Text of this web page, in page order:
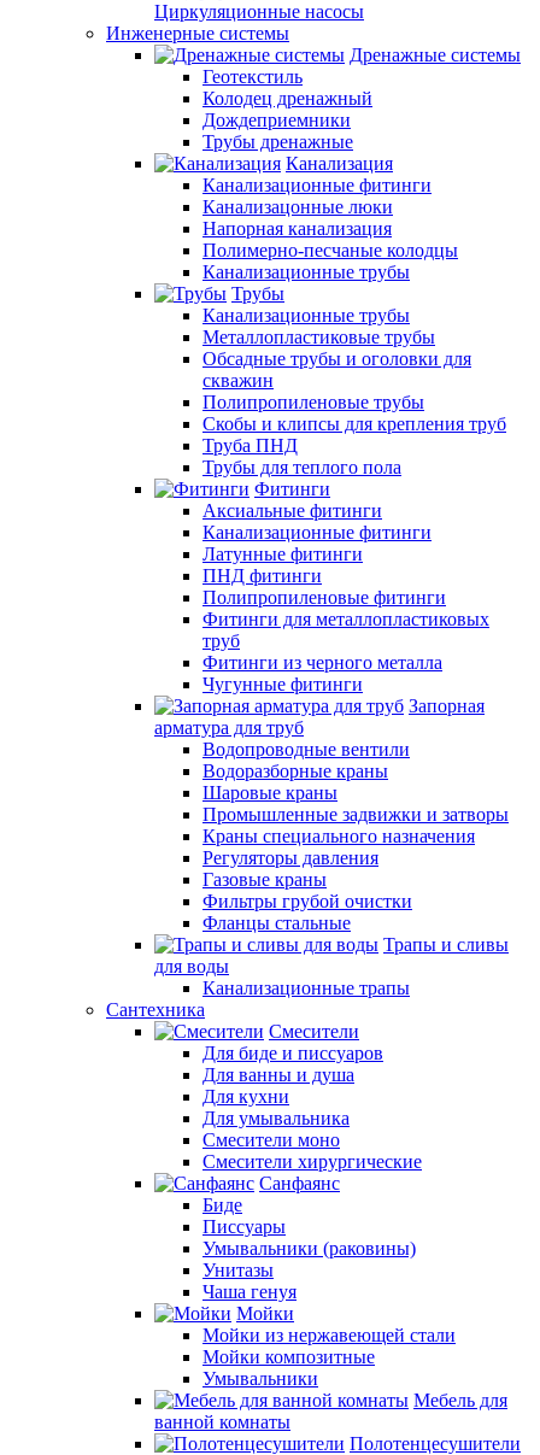
Циркуляционные насосы
Инженерные системы
Дренажные системы
Геотекстиль
Колодец дренажный
Дождеприемники
Трубы дренажные
Канализация
Канализационные фитинги
Канализацонные люки
Напорная канализация
Полимерно-песчаные колодцы
Канализационные трубы
Трубы
Канализационные трубы
Металлопластиковые трубы
Обсадные трубы и оголовки для
скважин
Полипропиленовые трубы
Скобы и клипсы для крепления труб
Труба ПНД
Трубы для теплого пола
Фитинги
Аксиальные фитинги
Канализационные фитинги
Латунные фитинги
ПНД фитинги
Полипропиленовые фитинги
Фитинги для металлопластиковых
труб
Фитинги из черного металла
Чугунные фитинги
Запорная
арматура для труб
Водопроводные вентили
Водоразборные краны
Шаровые краны
Промышленные задвижки и затворы
Краны специального назначения
Регуляторы давления
Газовые краны
Фильтры грубой очистки
Фланцы стальные
Трапы и сливы
для воды
Канализационные трапы
Сантехника
Смесители
Для биде и писсуаров
Для ванны и душа
Для кухни
Для умывальника
Смесители моно
Смесители хирургические
Санфаянс
Биде
Писсуары
Умывальники (раковины)
Унитазы
Чаша генуя
Мойки
Мойки из нержавеющей стали
Мойки композитные
Умывальники
Мебель для
ванной комнаты
Полотенцесушители